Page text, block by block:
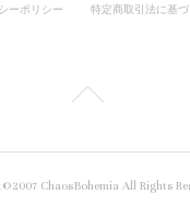
ーポリシー 特定商取引法に基
ChaosBohemia All Rights